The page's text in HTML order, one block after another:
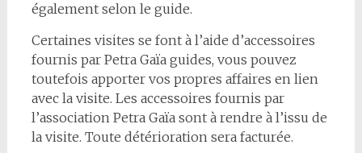
également selon le guide.
Certaines visites se font à l’aide d’accessoires
fournis par Petra Gaïa guides, vous pouvez
toutefois apporter vos propres affaires en lien
avec la visite. Les accessoires fournis par
l’association Petra Gaïa sont à rendre à l’issu de
la visite. Toute détérioration sera facturée.